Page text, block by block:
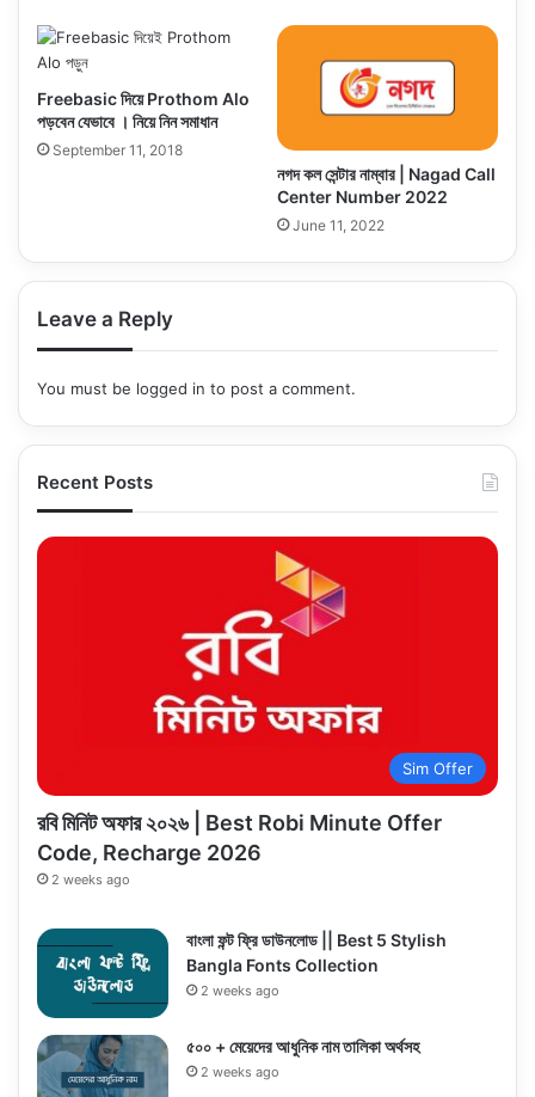
Freebasic দিয়ে Prothom Alo
পড়বেন যেভাবে । নিয়ে নিন সমাধান
September 11, 2018
নগদ কল সেন্টার নাম্বার | Nagad Call
Center Number 2022
June 11, 2022
Leave a Reply
You must be logged in to post a comment.
Recent Posts
Sim Offer
রবি মিনিট অফার ২০২৬ | Best Robi Minute Offer
Code, Recharge 2026
2 weeks ago
বাংলা ফন্ট ফ্রি ডাউনলোড || Best 5 Stylish
Bangla Fonts Collection
2 weeks ago
৫০০ + মেয়েদের আধুনিক নাম তালিকা অর্থসহ
2 weeks ago